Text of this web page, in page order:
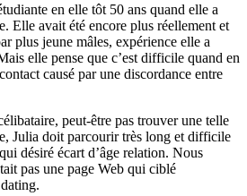
en elle tôt 50 ans quand elle a
Elle avait été encore plus réellement et
plus jeune mâles, expérience elle a
elle pense que c’est difficile quand en
causé par une discordance entre
peut-être pas trouver une telle
Julia doit parcourir très long et difficile
désiré écart d’âge relation. Nous
pas une page Web qui ciblé